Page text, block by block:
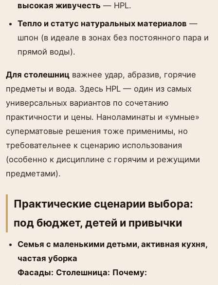
высокая живучесть — HPL.
Тепло и статус натуральных материалов —
шпон (в идеале в зонах без постоянного пара и
прямой воды).
Для столешниц важнее удар, абразив, горячие
предметы и вода. Здесь HPL — один из самых
универсальных вариантов по сочетанию
практичности и цены. Наноламинаты и «умные»
суперматовые решения тоже применимы, но
требовательнее к сценарию использования
(особенно к дисциплине с горячим и режущими
предметами).
Практические сценарии выбора:
под бюджет, детей и привычки
Семья с маленькими детьми, активная кухня,
частая уборка
Фасады: Столешница: Почему: